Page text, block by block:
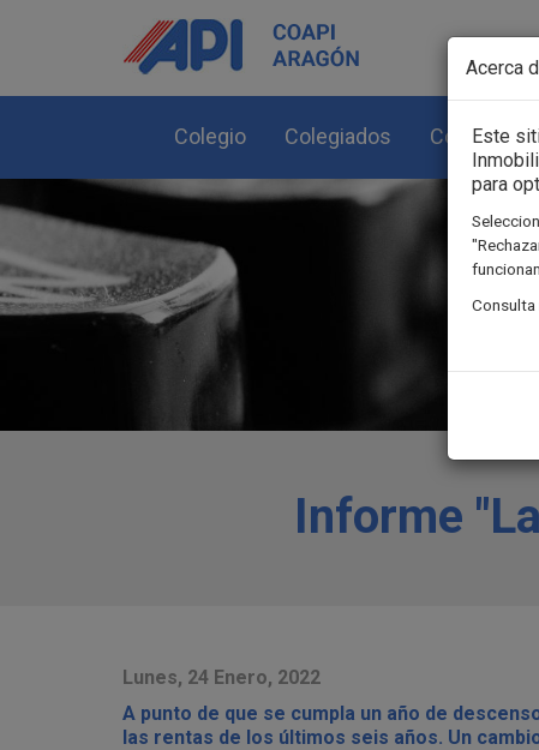
Colegio Colegiados
Informe
Lunes, 24 Enero, 2022
A punto de que se cumpla un año de
las rentas de los últimos seis años. Un
Acerca
Este
para
Consulta